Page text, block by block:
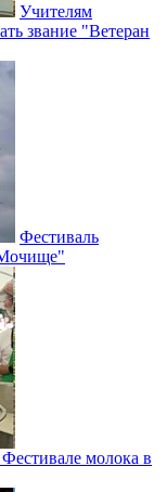
Учителям
звание "Ветеран
Фестиваль
молока в